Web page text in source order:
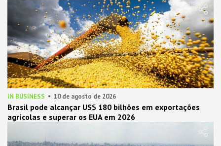
IN BUSINESS 10 de agosto de 2026
Brasil pode alcançar US$ 180 bilhões em exportações
agrícolas e superar os EUA em 2026